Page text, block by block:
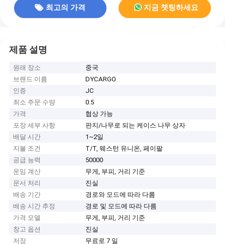
최고의 가격 지금 챗팅하세요
제품 설명
원래 장소
중국
브랜드 이름
DYCARGO
인증
JC
최소 주문 수량
0.5
가격
협상 가능
포장 세부 사항
판지/나무로 되는 케이스 나무 상자
배달 시간
1~2일
지불 조건
T/T, 웨스턴 유니온, 페이팔
공급 능력
50000
운임 계산
무게, 부피, 거리 기준
문서 처리
진실
배송 기간
경로와 모드에 따라 다름
배송 시간 추정
경로 및 모드에 따라 다름
가격 모델
무게, 부피, 거리 기준
창고 옵션
진실
저장
무료로 7 일